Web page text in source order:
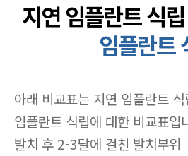
지연 임플란트 식
임플란트
아래 비교표는 지연 임플란트
임플란트 식립에 대한 비교표입
발치 후 2-3달에 걸친 발치부위